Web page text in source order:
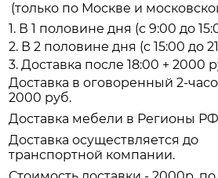
(только по Москве и
1. В 1 половине дня (с 9:00 до
2. В 2 половине дня (с 15:00 до
3. Доставка после 18:00 + 2000
Доставка в оговоренный 2-
2000 руб.
Доставка мебели в Регионы
Доставка осуществляется до
транспортной компании.